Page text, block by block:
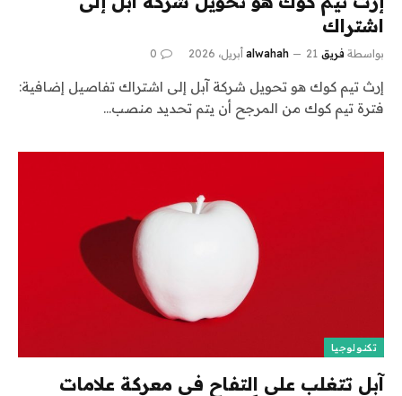
اشتراك
بواسطة فريق alwahah 21 أبريل، 2026 0
إرث تيم كوك هو تحويل شركة آبل إلى اشتراك تفاصيل إضافية:
فترة تيم كوك من المرجح أن يتم تحديد منصب…
تكنولوجيا
آبل تتغلب على التفاح في معركة علامات